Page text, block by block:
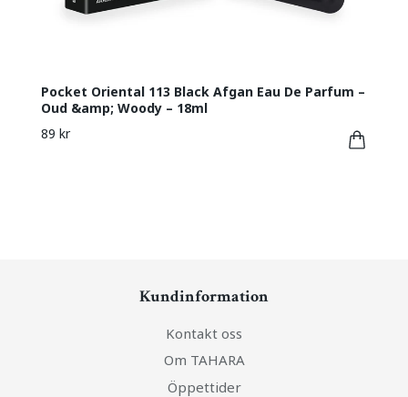
Pocket Oriental 113 Black Afgan Eau De Parfum –
Oud &amp; Woody – 18ml
89 kr
Kundinformation
Kontakt oss
Om TAHARA
Öppettider